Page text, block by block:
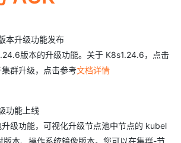
本升级功能发布
版本的升级功能。关于 K8s1.24.6，点击
集群升级，点击参考文档详情
功能上线
级功能，可视化升级节点池中节点的 kubel
本、操作系统镜像版本。您可以在集群-节